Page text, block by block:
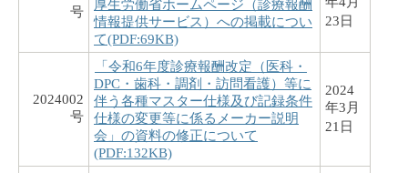
号
厚生労働省ホームページ（診療報酬
情報提供サービス）への掲載につい
て(PDF:69KB)
23日
2024002
号
「令和6年度診療報酬改定（医科・
DPC・歯科・調剤・訪問看護）等に
伴う各種マスター仕様及び記録条件
仕様の変更等に係るメーカー説明
会」の資料の修正について
(PDF:132KB)
2024
年3月
21日